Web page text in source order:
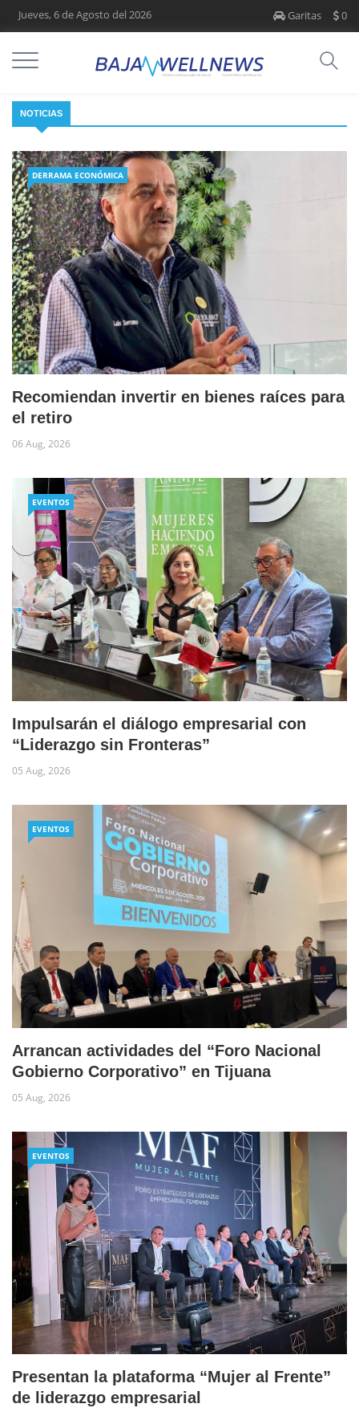
Jueves, 6 de Agosto del 2026 Garitas 0
NOTICIAS
DERRAMA ECONÓMICA
Recomiendan invertir en bienes raíces para
el retiro
06 Aug, 2026
EVENTOS
Impulsarán el diálogo empresarial con
“Liderazgo sin Fronteras”
05 Aug, 2026
EVENTOS
Arrancan actividades del “Foro Nacional
Gobierno Corporativo” en Tijuana
05 Aug, 2026
EVENTOS
Presentan la plataforma “Mujer al Frente”
de liderazgo empresarial